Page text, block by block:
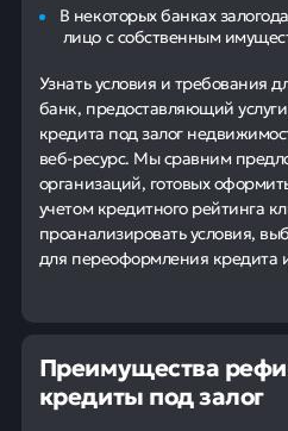
В некоторых банках
лицо с собственным
Узнать условия и требования
банк, предоставляющий
кредита под залог
веб-ресурс. Мы сравним
организаций, готовых
учетом кредитного рейтинга
проанализировать условия,
для переоформления кредита
Преимущества
кредиты под залог